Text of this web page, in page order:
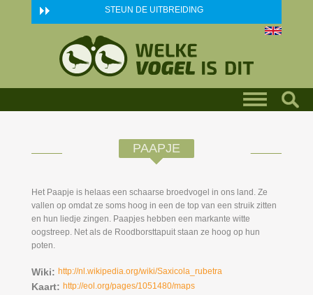
Skip to main content STEUN DE UITBREIDING
PAAPJE
Het Paapje is helaas een schaarse broedvogel in ons land. Ze
vallen op omdat ze soms hoog in een de top van een struik zitten
en hun liedje zingen. Paapjes hebben een markante witte
oogstreep. Net als de Roodborsttapuit staan ze hoog op hun
poten.
Wiki: http://nl.wikipedia.org/wiki/Saxicola_rubetra
Kaart: http://eol.org/pages/1051480/maps